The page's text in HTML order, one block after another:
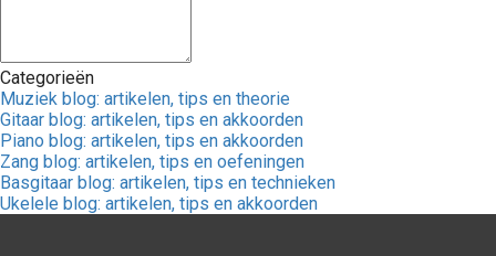
Categorieën
Muziek blog: artikelen, tips en theorie
Gitaar blog: artikelen, tips en akkoorden
Piano blog: artikelen, tips en akkoorden
Zang blog: artikelen, tips en oefeningen
Basgitaar blog: artikelen, tips en technieken
Ukelele blog: artikelen, tips en akkoorden